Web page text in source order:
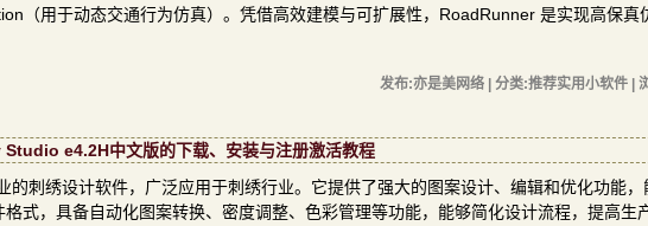
（用于动态交通行为仿真）。凭借高效建模与可扩展性，RoadRunner 是实现高保真
发布:亦是美网络 | 分类:推荐实用小软件 |
e4.2H中文版的下载、安装与注册激活教程
刺绣设计软件，广泛应用于刺绣行业。它提供了强大的图案设计、编辑和优化功能，
式，具备自动化图案转换、密度调整、色彩管理等功能，能够简化设计流程，提高生